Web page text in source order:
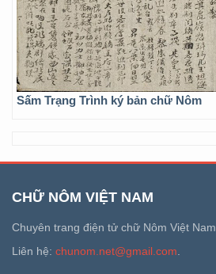
Sấm Trạng Trình ký bản chữ Nôm
CHỮ NÔM VIỆT NAM
Chuyên trang điện tử chữ Nôm Việt Nam.
Liên hệ: chunom.net@gmail.com